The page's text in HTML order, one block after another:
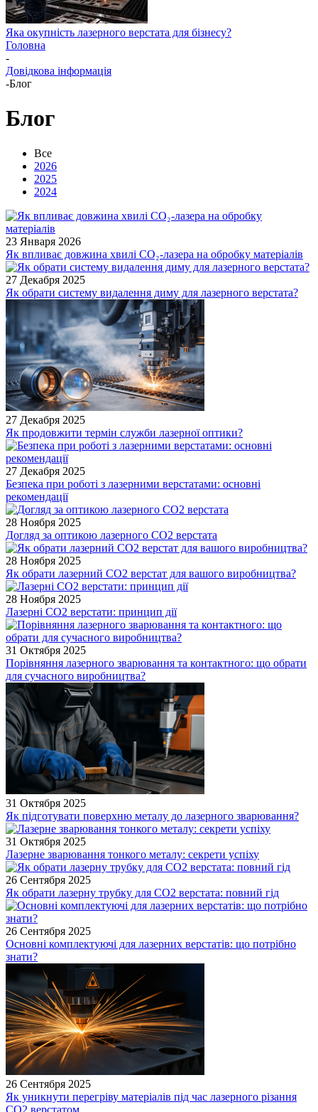
Яка окупність лазерного верстата для бізнесу?
Головна
-
Довідкова інформація
-Блог
Блог
Все
2026
2025
2024
23 Января 2026
Як впливає довжина хвилі CO₂-лазера на обробку матеріалів
27 Декабря 2025
Як обрати систему видалення диму для лазерного верстата?
27 Декабря 2025
Як продовжити термін служби лазерної оптики?
27 Декабря 2025
Безпека при роботі з лазерними верстатами: основні
рекомендації
28 Ноября 2025
Догляд за оптикою лазерного CO2 верстата
28 Ноября 2025
Як обрати лазерний CO2 верстат для вашого виробництва?
28 Ноября 2025
Лазерні CO2 верстати: принцип дії
31 Октября 2025
Порівняння лазерного зварювання та контактного: що обрати
для сучасного виробництва?
31 Октября 2025
Як підготувати поверхню металу до лазерного зварювання?
31 Октября 2025
Лазерне зварювання тонкого металу: секрети успіху
26 Сентября 2025
Як обрати лазерну трубку для CO2 верстата: повний гід
26 Сентября 2025
Основні комплектуючі для лазерних верстатів: що потрібно
знати?
26 Сентября 2025
Як уникнути перегріву матеріалів під час лазерного різання
CO2 верстатом